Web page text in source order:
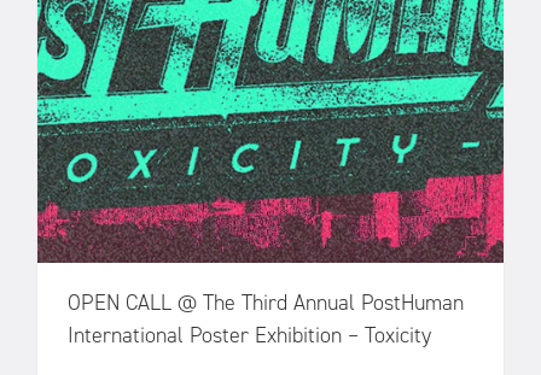
OPEN CALL @ The Third Annual PostHuman
International Poster Exhibition – Toxicity